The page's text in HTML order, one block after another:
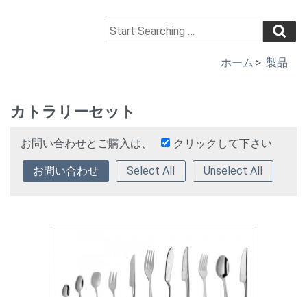
ホーム > 製品
カトラリーセット
お問い合わせとご購入は、 クリックして下さい
Select All Unselect All